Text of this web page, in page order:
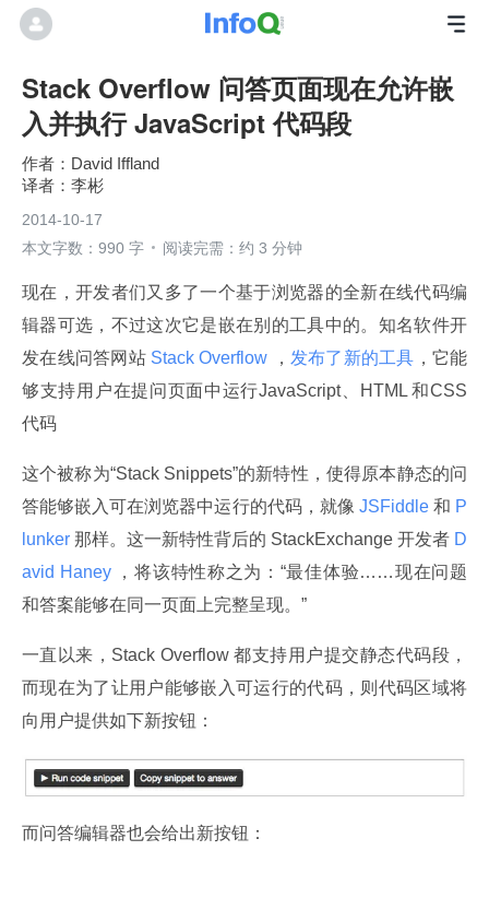
Stack Overflow 问答页面现在允许嵌
入并执行 JavaScript 代码段
David Iffland
李彬
2014-10-17
本文字数：990 字
阅读完需：约 3 分钟
现在，开发者们又多了一个基于浏览器的全新在线代码编
辑器可选，不过这次它是嵌在别的工具中的。知名软件开
发在线问答网站 Stack Overflow ， 发布了新的工具 ，它能
够支持用户在提问页面中运行JavaScript、HTML 和CSS
代码
这个被称为“Stack Snippets”的新特性，使得原本静态的问
答能够嵌入可在浏览器中运行的代码，就像 JSFiddle 和 P
lunker 那样。这一新特性背后的 StackExchange 开发者 D
avid Haney
，将该特性称之为：“最佳体验……现在问题
和答案能够在同一页面上完整呈现。”
一直以来，Stack Overflow 都支持用户提交静态代码段，
而现在为了让用户能够嵌入可运行的代码，则代码区域将
向用户提供如下新按钮：
而问答编辑器也会给出新按钮：